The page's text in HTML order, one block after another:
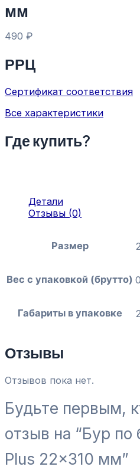
мм
490 ₽
РРЦ
Сертификат соответствия
Все характеристики
Где купить?
Детали
Отзывы (0)
Размер
Вес с упаковкой (брутто)
Габариты в упаковке
Отзывы
Отзывов пока нет.
Будьте первым,
отзыв на “Бур по
Plus 22×310 мм”